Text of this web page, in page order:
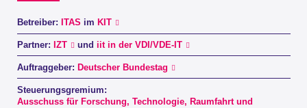
Betreiber: ITAS im KIT
Partner: IZT und iit in der VDI/VDE-IT
Auftraggeber: Deutscher Bundestag
Steuerungsgremium:
Ausschuss für Forschung, Technologie, Raumfahrt und